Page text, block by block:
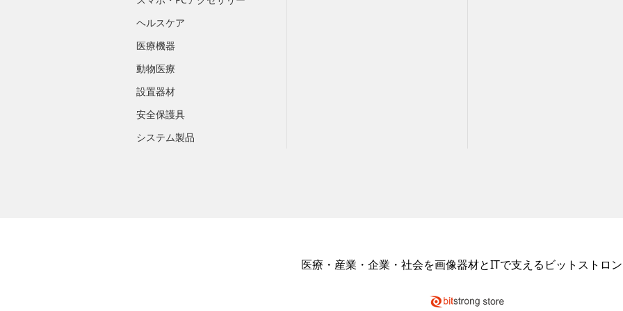
ヘルスケア
医療機器
動物医療
設置器材
安全保護具
システム製品
医療・産業・企業・社会を画像器材とITで支えるビットストロ